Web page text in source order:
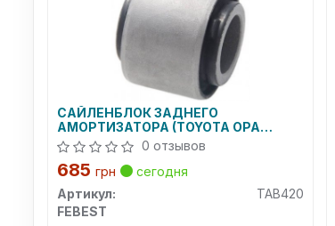
САЙЛЕНБЛОК ЗАДНЕГО
АМОРТИЗАТОРА (TOYOTA OPA
ACT10/ZCT10 2000-2005)
0 отзывов
685 грн
сегодня
Артикул:
TAB420
FEBEST